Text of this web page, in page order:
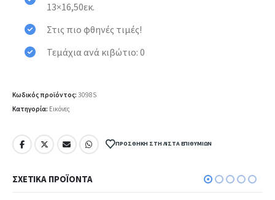
13×16,50εκ.
Στις πιο φθηνές τιμές!
Τεμάχια ανά κιβώτιο: 0
Κωδικός προϊόντος: 3098S
Κατηγορία: Εικόνες
ΠΡΟΣΘΉΚΗ ΣΤΗ ΛΊΣΤΑ ΕΠΙΘΥΜΙΏΝ
ΣΧΕΤΙΚΆ ΠΡΟΪΌΝΤΑ